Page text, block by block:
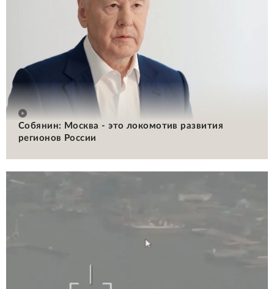
Собянин: Москва - это локомотив развития
регионов России